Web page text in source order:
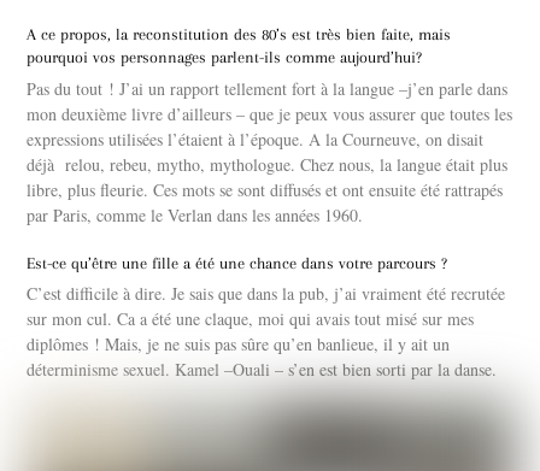
A ce propos, la reconstitution des 80’s est très bien faite, mais
pourquoi vos personnages parlent-ils comme aujourd’hui?
Pas du tout ! J’ai un rapport tellement fort à la langue –j’en parle dans
mon deuxième livre d’ailleurs – que je peux vous assurer que toutes les
expressions utilisées l’étaient à l’époque. A la Courneuve, on disait
déjà relou, rebeu, mytho, mythologue. Chez nous, la langue était plus
libre, plus fleurie. Ces mots se sont diffusés et ont ensuite été rattrapés
par Paris, comme le Verlan dans les années 1960.
Est-ce qu’être une fille a été une chance dans votre parcours ?
C’est difficile à dire. Je sais que dans la pub, j’ai vraiment été recrutée
sur mon cul. Ca a été une claque, moi qui avais tout misé sur mes
diplômes ! Mais, je ne suis pas sûre qu’en banlieue, il y ait un
déterminisme sexuel. Kamel –Ouali – s’en est bien sorti par la danse.